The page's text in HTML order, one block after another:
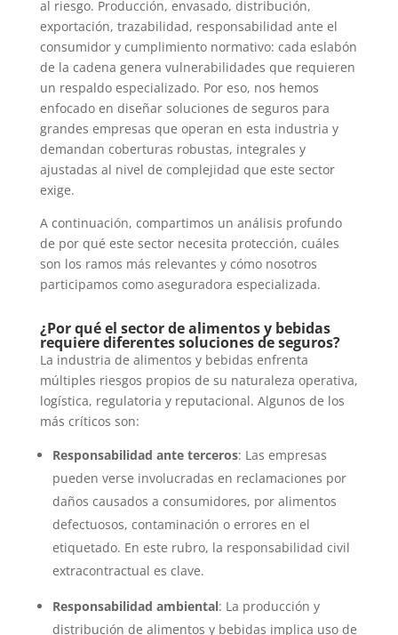
al riesgo. Producción, envasado, distribución,
exportación, trazabilidad, responsabilidad ante el
consumidor y cumplimiento normativo: cada eslabón
de la cadena genera vulnerabilidades que requieren
un respaldo especializado. Por eso, nos hemos
enfocado en diseñar soluciones de seguros para
grandes empresas que operan en esta industria y
demandan coberturas robustas, integrales y
ajustadas al nivel de complejidad que este sector
exige.
A continuación, compartimos un análisis profundo
de por qué este sector necesita protección, cuáles
son los ramos más relevantes y cómo nosotros
participamos como aseguradora especializada.
¿Por qué el sector de alimentos y bebidas
requiere diferentes soluciones de seguros?
La industria de alimentos y bebidas enfrenta
múltiples riesgos propios de su naturaleza operativa,
logística, regulatoria y reputacional. Algunos de los
más críticos son:
Responsabilidad ante terceros: Las empresas
pueden verse involucradas en reclamaciones por
daños causados a consumidores, por alimentos
defectuosos, contaminación o errores en el
etiquetado. En este rubro, la responsabilidad civil
extracontractual es clave.
Responsabilidad ambiental: La producción y
distribución de alimentos y bebidas implica uso de